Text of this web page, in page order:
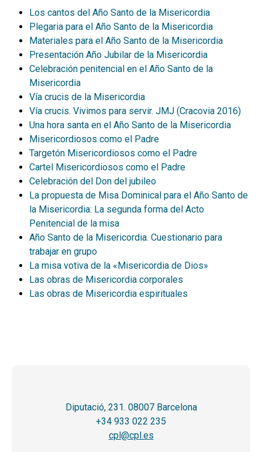
Los cantos del Año Santo de la Misericordia
Plegaria para el Año Santo de la Misericordia
Materiales para el Año Santo de la Misericordia
Presentación Año Jubilar de la Misericordia
Celebración penitencial en el Año Santo de la
Misericordia
Vía crucis de la Misericordia
Vía crucis. Vivimos para servir. JMJ (Cracovia 2016)
Una hora santa en el Año Santo de la Misericordia
Misericordiosos como el Padre
Targetón Misericordiosos como el Padre
Cartel Misericordiosos como el Padre
Celebración del Don del jubileo
La propuesta de Misa Dominical para el Año Santo de
la Misericordia: La segunda forma del Acto
Penitencial de la misa
Año Santo de la Misericordia. Cuestionario para
trabajar en grupo
La misa votiva de la «Misericordia de Dios»
Las obras de Misericordia corporales
Las obras de Misericordia espirituales
Diputació, 231. 08007 Barcelona
+34 933 022 235
cpl@cpl.es